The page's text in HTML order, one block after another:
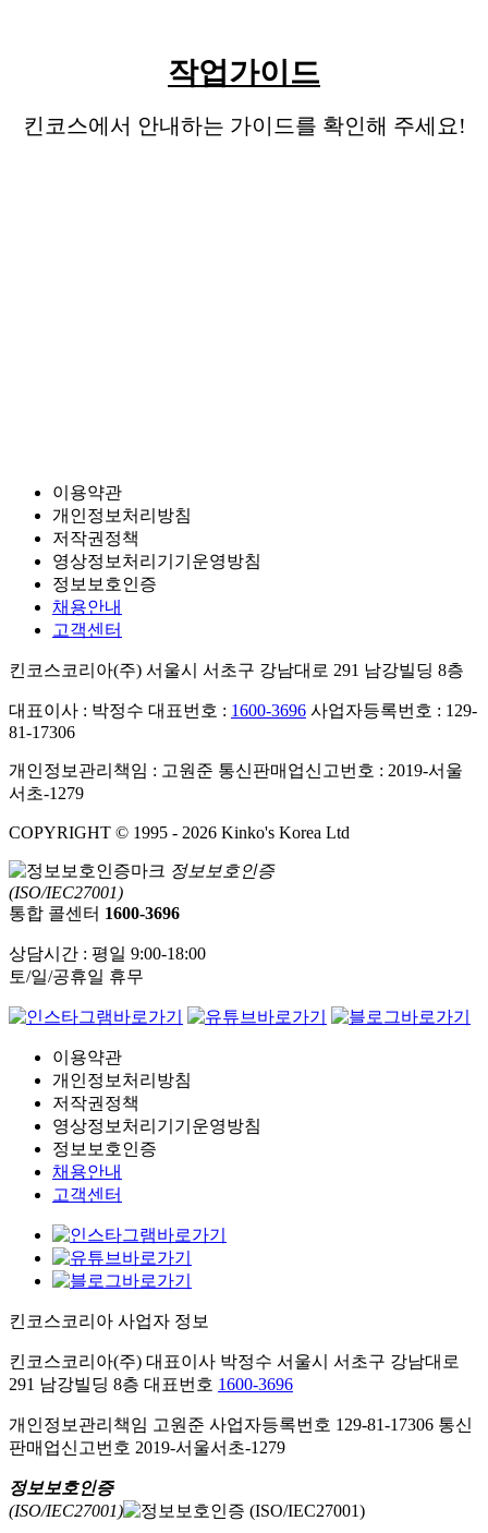
작업가이드
킨코스에서 안내하는 가이드를 확인해 주세요!
이용약관
개인정보처리방침
저작권정책
영상정보처리기기운영방침
정보보호인증
채용안내
고객센터
킨코스코리아(주) 서울시 서초구 강남대로 291 남강빌딩 8층
대표이사 : 박정수 대표번호 : 1600-3696 사업자등록번호 : 129-
81-17306
개인정보관리책임 : 고원준 통신판매업신고번호 : 2019-서울
서초-1279
COPYRIGHT © 1995 - 2026 Kinko's Korea Ltd
정보보호인증
(ISO/IEC27001)
통합 콜센터 1600-3696
상담시간 : 평일 9:00-18:00
토/일/공휴일 휴무
이용약관
개인정보처리방침
저작권정책
영상정보처리기기운영방침
정보보호인증
채용안내
고객센터
킨코스코리아 사업자 정보
킨코스코리아(주) 대표이사 박정수 서울시 서초구 강남대로
291 남강빌딩 8층 대표번호 1600-3696
개인정보관리책임 고원준 사업자등록번호 129-81-17306 통신
판매업신고번호 2019-서울서초-1279
정보보호인증
(ISO/IEC27001)